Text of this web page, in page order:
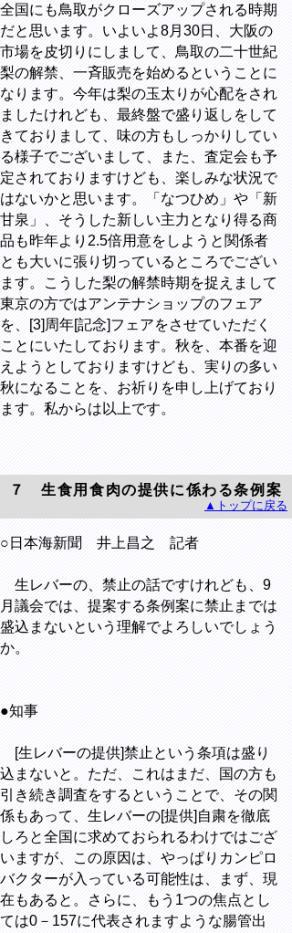
全国にも鳥取がクローズアップされる時期
だと思います。いよいよ8月30日、大阪の
市場を皮切りにしまして、鳥取の二十世紀
梨の解禁、一斉販売を始めるということに
なります。今年は梨の玉太りが心配をされ
ましたけれども、最終盤で盛り返しをして
きておりまして、味の方もしっかりしてい
る様子でございまして、また、査定会も予
定されておりますけども、楽しみな状況で
はないかと思います。「なつひめ」や「新
甘泉」、そうした新しい主力となり得る商
品も昨年より2.5倍用意をしようと関係者
とも大いに張り切っているところでござい
ます。こうした梨の解禁時期を捉えまして
東京の方ではアンテナショップのフェア
を、[3]周年[記念]フェアをさせていただく
ことにいたしております。秋を、本番を迎
えようとしておりますけども、実りの多い
秋になることを、お祈りを申し上げており
ます。私からは以上です。
７ 生食用食肉の提供に係わる条例案
▲トップに戻る
○日本海新聞 井上昌之 記者
生レバーの、禁止の話ですけれども、9
月議会では、提案する条例案に禁止までは
盛込まないという理解でよろしいでしょう
か。
●知事
[生レバーの提供]禁止という条項は盛り
込まないと。ただ、これはまだ、国の方も
引き続き調査をするということで、その関
係もあって、生レバーの[提供]自粛を徹底
しろと全国に求めておられるわけではござ
いますが、この原因は、やっぱりカンピロ
バクターが入っている可能性は、まず、現
在もあると。さらに、もう1つの焦点とし
ては0－157に代表されますような腸管出